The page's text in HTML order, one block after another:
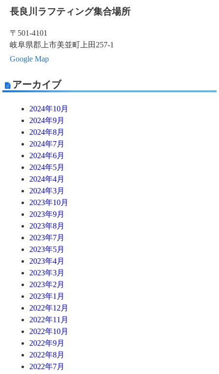
長良川ラフティング集合場所
〒501-4101
岐阜県郡上市美並町上田257-1
Google Map
アーカイブ
2024年10月
2024年9月
2024年8月
2024年7月
2024年6月
2024年5月
2024年4月
2024年3月
2023年10月
2023年9月
2023年8月
2023年7月
2023年5月
2023年4月
2023年3月
2023年2月
2023年1月
2022年12月
2022年11月
2022年10月
2022年9月
2022年8月
2022年7月